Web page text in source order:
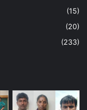
(15)
(20)
(233)